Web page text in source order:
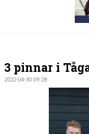
DOKUMENT
3 pinnar i
2022-04-30 09:28